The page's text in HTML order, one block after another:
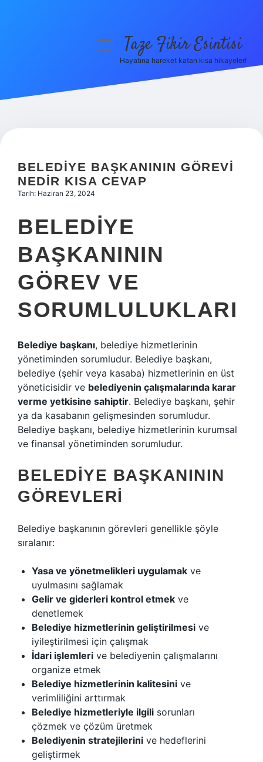
Hakkımızda
menüyüTaze Fikir Esintisi
Hayatına hareket katan kısa hikayeler!
BELEDIYE BAŞKANININ GÖREVI
NEDIR KISA CEVAP
Tarih: Haziran 23, 2024
BELEDIYE
BAŞKANININ
GÖREV VE
SORUMLULUKLARI
Belediye başkanı, belediye hizmetlerinin
yönetiminden sorumludur. Belediye başkanı,
belediye (şehir veya kasaba) hizmetlerinin en üst
yöneticisidir ve belediyenin çalışmalarında karar
verme yetkisine sahiptir. Belediye başkanı, şehir
ya da kasabanın gelişmesinden sorumludur.
Belediye başkanı, belediye hizmetlerinin kurumsal
ve finansal yönetiminden sorumludur.
BELEDIYE BAŞKANININ
GÖREVLERI
Belediye başkanının görevleri genellikle şöyle
sıralanır:
Yasa ve yönetmelikleri uygulamak ve
uyulmasını sağlamak
Gelir ve giderleri kontrol etmek ve
denetlemek
Belediye hizmetlerinin geliştirilmesi ve
iyileştirilmesi için çalışmak
İdari işlemleri ve belediyenin çalışmalarını
organize etmek
Belediye hizmetlerinin kalitesini ve
verimliliğini arttırmak
Belediye hizmetleriyle ilgili sorunları
çözmek ve çözüm üretmek
Belediyenin stratejilerini ve hedeflerini
geliştirmek